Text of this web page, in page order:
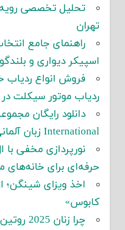
تحلیل تخصصی
تهران
راهنمای جامع
اسپیکر دیواری و
فروش انواع ردیاب
ردیاب موتور سیکلت
International زبان آلمانی
حرفه‌ای برای خانه‌های
اخذ ویزای شینگن؛
کابوس»
چرا